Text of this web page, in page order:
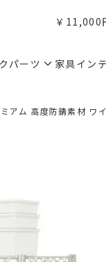
￥11,000
パーツ 家具イン
アム 高度防錆素材